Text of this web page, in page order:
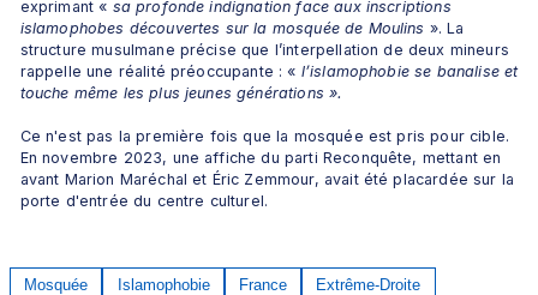
exprimant « sa profonde indignation face aux inscriptions
islamophobes découvertes sur la mosquée de Moulins ». La
structure musulmane précise que l’interpellation de deux mineurs
rappelle une réalité préoccupante : « l’islamophobie se banalise et
touche même les plus jeunes générations ».
Ce n'est pas la première fois que la mosquée est pris pour cible.
En novembre 2023, une affiche du parti Reconquête, mettant en
avant Marion Maréchal et Éric Zemmour, avait été placardée sur la
porte d'entrée du centre culturel.
Mosquée Islamophobie France
Extrême-Droite